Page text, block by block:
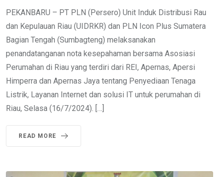
PEKANBARU – PT PLN (Persero) Unit Induk Distribusi Rau
dan Kepulauan Riau (UIDRKR) dan PLN Icon Plus Sumatera
Bagian Tengah (Sumbagteng) melaksanakan
penandatanganan nota kesepahaman bersama Asosiasi
Perumahan di Riau yang terdiri dari REI, Apernas, Apersi
Himperra dan Apernas Jaya tentang Penyediaan Tenaga
Listrik, Layanan Internet dan solusi IT untuk perumahan di
Riau, Selasa (16/7/2024). […]
READ MORE